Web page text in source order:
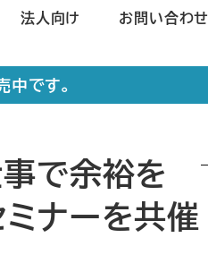
法人向け お問い合わせ
中です。
で余裕を
ミナーを共催